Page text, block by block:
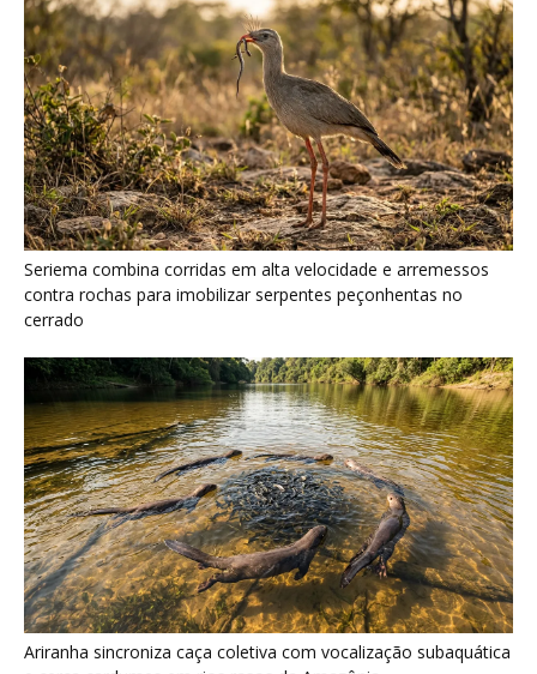
Ariranha sincroniza caça coletiva com vocalização subaquática
e cerca cardumes em rios rasos da Amazônia
Serpente escavadora brasileira Tametara mirim reescreve a
evolução dos répteis